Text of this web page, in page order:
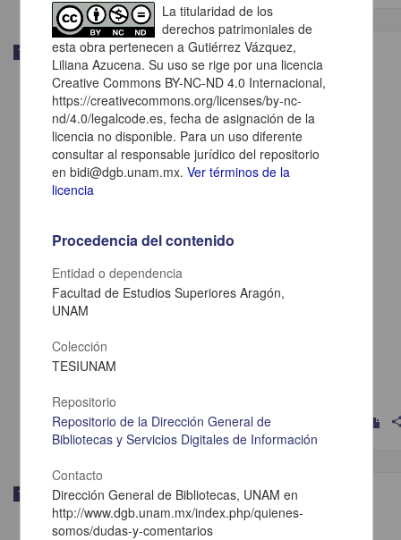
Trabajo de grado
Estudio de caso a la persona que cursa con alteración principal de la
aneurismatica
Jiménez Beltrán, Pamela Edith
Medicina y Ciencias de la Salud
Trabajo de grado
La titularidad de los
derechos patrimoniales de
esta obra pertenecen a Gutiérrez Vázquez,
Liliana Azucena. Su uso se rige por una licencia
Creative Commons BY-NC-ND 4.0 Internacional,
https://creativecommons.org/licenses/by-nc-
nd/4.0/legalcode.es, fecha de asignación de la
licencia no disponible. Para un uso diferente
consultar al responsable jurídico del repositorio
en bidi@dgb.unam.mx.Ver términos de la
licencia
Procedencia del contenido
Entidad o dependencia
Facultad de Estudios Superiores Aragón,
UNAM
Colección
TESIUNAM
Repositorio
Repositorio de la Dirección General de
Bibliotecas y Servicios Digitales de Información
Contacto
Dirección General de Bibliotecas, UNAM en
http://www.dgb.unam.mx/index.php/quienes-
somos/dudas-y-comentarios